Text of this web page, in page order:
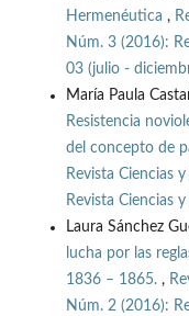
Hermenéutica ,
Núm. 3 (2016):
03 (julio -
María Paula
Resistencia
del concepto de
Revista Ciencias
Revista Ciencias
Laura Sánchez
lucha por las
1836 – 1865. ,
Núm. 2 (2016):